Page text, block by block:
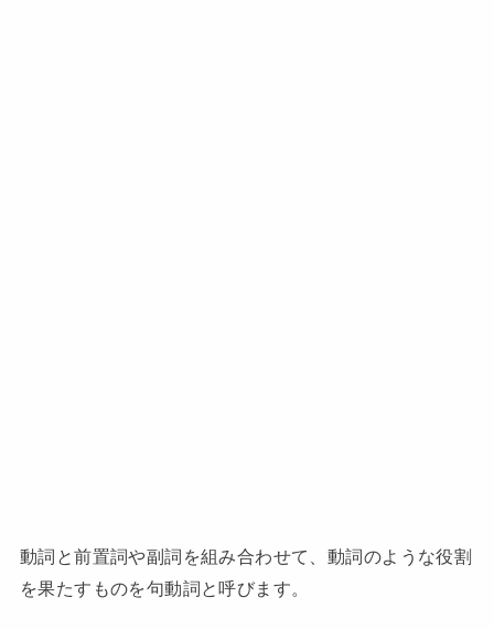
動詞と前置詞や副詞を組み合わせて、動詞のような役割
を果たすものを句動詞と呼びます。